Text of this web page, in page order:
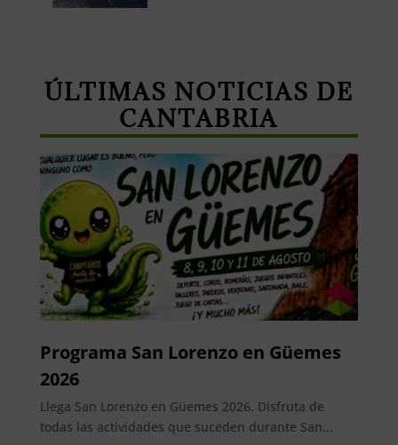
ÚLTIMAS NOTICIAS DE
CANTABRIA
Programa San Lorenzo en Güemes
2026
Llega San Lorenzo en Güemes 2026. Disfruta de
todas las actividades que suceden durante San...